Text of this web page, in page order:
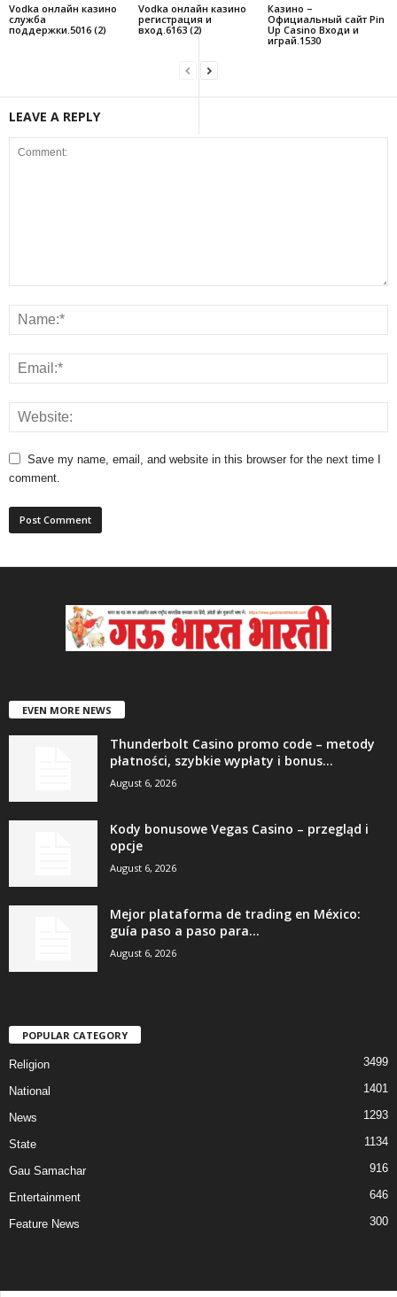
Vodka онлайн казино
служба
поддержки.5016 (2)
Vodka онлайн казино
регистрация и
вход.6163 (2)
Казино –
Официальный сайт Pin
Up Casino Входи и
играй.1530
LEAVE A REPLY
Save my name, email, and website in this browser for the next time I
comment.
EVEN MORE NEWS
Thunderbolt Casino promo code – metody
płatności, szybkie wypłaty i bonus...
August 6, 2026
Kody bonusowe Vegas Casino – przegląd i
opcje
August 6, 2026
Mejor plataforma de trading en México:
guía paso a paso para...
August 6, 2026
POPULAR CATEGORY
Religion 3499
National 1401
News 1293
State 1134
Gau Samachar 916
Entertainment 646
Feature News 300